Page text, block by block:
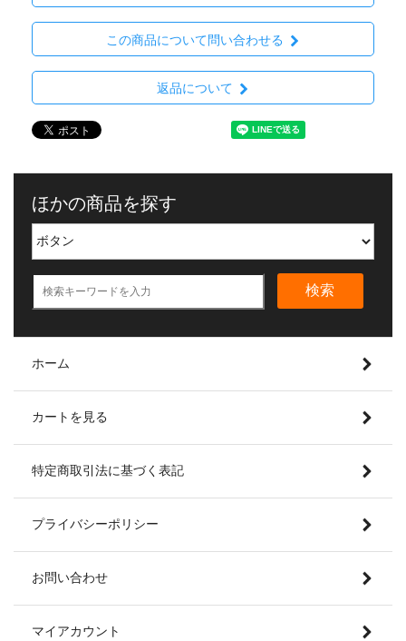
この商品について問い合わせる
返品について
ほかの商品を探す
検索
ホーム
カートを見る
特定商取引法に基づく表記
プライバシーポリシー
お問い合わせ
マイアカウント